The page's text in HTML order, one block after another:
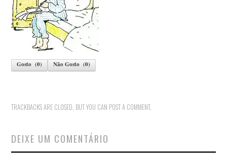
PRIVACIDADE
Gosto (0) Não Gosto (0)
TRACKBACKS ARE CLOSED, BUT YOU CAN POST A COMMENT.
DEIXE UM COMENTÁRIO